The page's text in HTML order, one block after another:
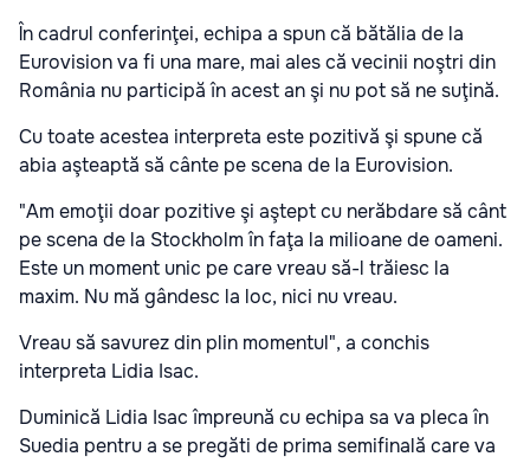
În cadrul conferinţei, echipa a spun că bătălia de la
Eurovision va fi una mare, mai ales că vecinii noştri din
România nu participă în acest an şi nu pot să ne suţină.
Cu toate acestea interpreta este pozitivă şi spune că
abia aşteaptă să cânte pe scena de la Eurovision.
"Am emoţii doar pozitive şi aştept cu nerăbdare să cânt
pe scena de la Stockholm în faţa la milioane de oameni.
Este un moment unic pe care vreau să-l trăiesc la
maxim. Nu mă gândesc la loc, nici nu vreau.
Vreau să savurez din plin momentul", a conchis
interpreta Lidia Isac.
Duminică Lidia Isac împreună cu echipa sa va pleca în
Suedia pentru a se pregăti de prima semifinală care va